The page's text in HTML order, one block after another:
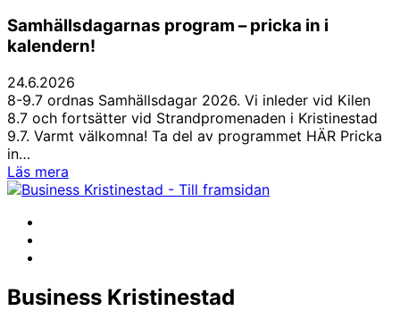
En annan efterlängtad talare är futuristen Niko
Herlin, som fokuserar på vilka färdigheter vi
Herlins anförande är en del av Samhällsdagarnas
tema “Framtidsfärdighet”, där framtidskompetens
och förändringsförmåga behandlas på ett
inspirerande och engagerande sätt.
Samhällsdagarnas program – pricka in i
kalendern!
24.6.2026
8-9.7 ordnas Samhällsdagar 2026. Vi inleder vid Kilen
8.7 och fortsätter vid Strandpromenaden i Kristinestad
9.7. Varmt välkomna! Ta del av programmet HÄR Pricka
in…
Läs mera
program
Business Kristinestad